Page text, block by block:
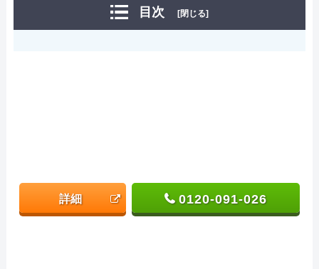
目次 [閉じる]
詳細 0120-091-026